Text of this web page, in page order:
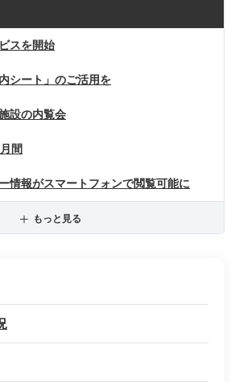
スを開始
シート」のご活用を
設の内覧会
間
情報がスマートフォンで閲覧可能に
もっと見る